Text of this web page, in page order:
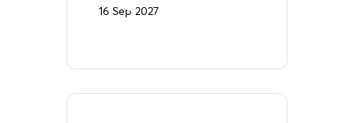
16 Sep 2027